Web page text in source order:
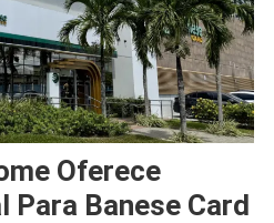
Oferece
Para Banese Card